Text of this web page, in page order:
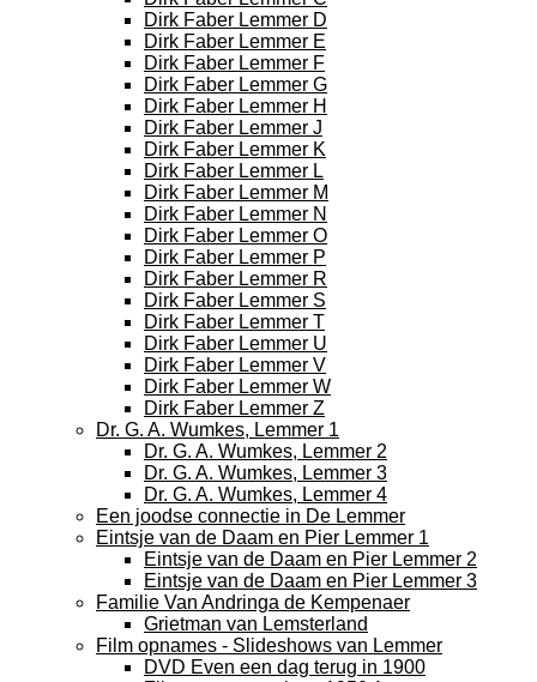
Dirk Faber Lemmer D
Dirk Faber Lemmer E
Dirk Faber Lemmer F
Dirk Faber Lemmer G
Dirk Faber Lemmer H
Dirk Faber Lemmer J
Dirk Faber Lemmer K
Dirk Faber Lemmer L
Dirk Faber Lemmer M
Dirk Faber Lemmer N
Dirk Faber Lemmer O
Dirk Faber Lemmer P
Dirk Faber Lemmer R
Dirk Faber Lemmer S
Dirk Faber Lemmer T
Dirk Faber Lemmer U
Dirk Faber Lemmer V
Dirk Faber Lemmer W
Dirk Faber Lemmer Z
Dr. G. A. Wumkes, Lemmer 1
Dr. G. A. Wumkes, Lemmer 2
Dr. G. A. Wumkes, Lemmer 3
Dr. G. A. Wumkes, Lemmer 4
Een joodse connectie in De Lemmer
Eintsje van de Daam en Pier Lemmer 1
Eintsje van de Daam en Pier Lemmer 2
Eintsje van de Daam en Pier Lemmer 3
Familie Van Andringa de Kempenaer
Grietman van Lemsterland
Film opnames - Slideshows van Lemmer
DVD Even een dag terug in 1900